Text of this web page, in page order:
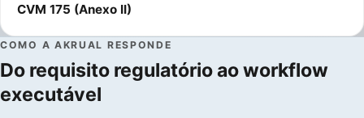
CVM 175 (Anexo II)
COMO A AKRUAL RESPONDE
Do requisito regulatório ao workflow
executável